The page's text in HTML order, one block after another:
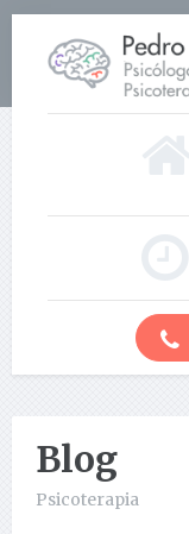
Blog
Psicoterapia